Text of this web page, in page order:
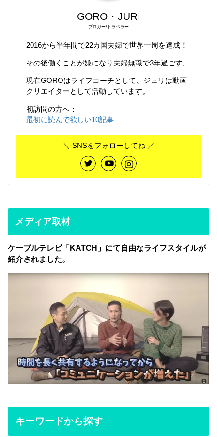
GORO・JURI
ブロガー/トラベラー
2016から半年間で22カ国夫婦で世界一周を達成！
その後働くことが嫌になり夫婦無職で3年過ごす。
現在GOROはライフコーチとして、ジュリは動画
クリエイターとして活動しています。
初訪問の方へ：
最初に読んで欲しい10記事
＼ SNSをフォローしてね ／
メディア取材
ケーブルテレビ「KATCH」にて自由なライフスタイルが
紹介されました。
キーワードから探す